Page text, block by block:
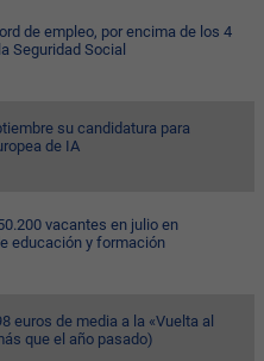
de empleo, por encima de los 4
Seguridad Social
su candidatura para
de IA
vacantes en julio en
educación y formación
euros de media a la «Vuelta al
que el año pasado)